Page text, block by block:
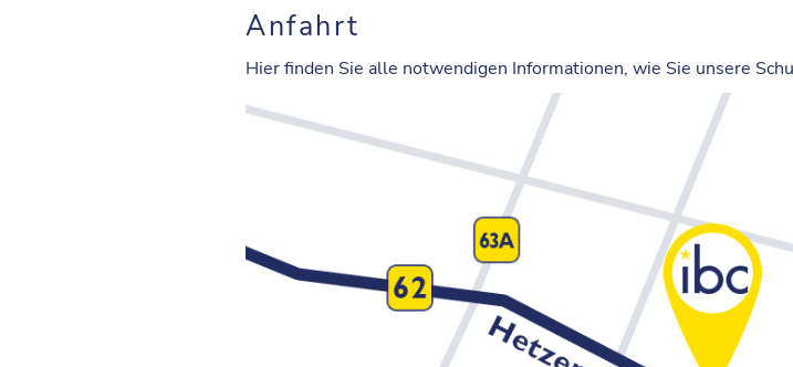
Anfahrt
Hier finden Sie alle notwendigen Informationen, wie Sie unsere